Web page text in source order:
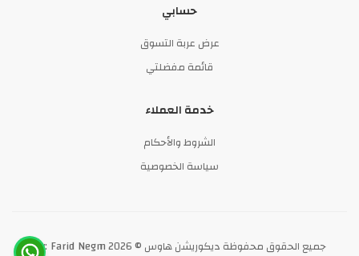
حسابي
عرض عربة التسوق
قائمة مفضلتي
خدمة العملاء
الشروط والأحكام
سياسة الخصوصية
جميع الحقوق محفوظة ديكوريشن هاوس © 2026 By: Farid Negm